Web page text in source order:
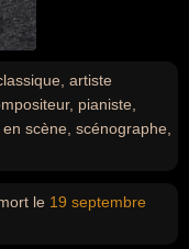
artiste
pianiste,
scène, scénographe,
le 19 septembre